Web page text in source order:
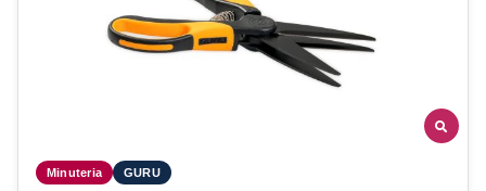
Minuteria GURU